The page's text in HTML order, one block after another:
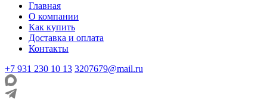
Главная
О компании
Как купить
Доставка и оплата
Контакты
+7 931 230 10 13 3207679@mail.ru